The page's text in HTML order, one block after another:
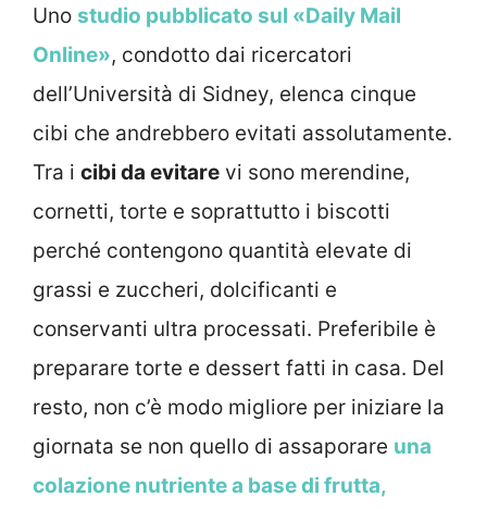
Uno studio pubblicato sul «Daily Mail
Online», condotto dai ricercatori
dell’Università di Sidney, elenca cinque
cibi che andrebbero evitati assolutamente.
Tra i cibi da evitare vi sono merendine,
cornetti, torte e soprattutto i biscotti
perché contengono quantità elevate di
grassi e zuccheri, dolcificanti e
conservanti ultra processati. Preferibile è
preparare torte e dessert fatti in casa. Del
resto, non c’è modo migliore per iniziare la
giornata se non quello di assaporare una
colazione nutriente a base di frutta,